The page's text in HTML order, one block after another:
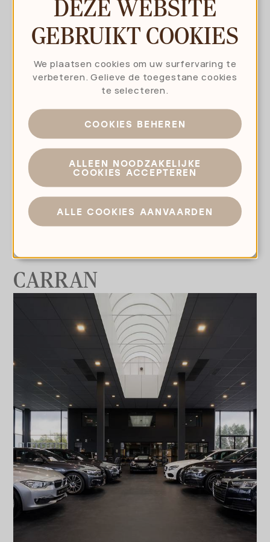
CARRAN
DEZE WEBSITE
GEBRUIKT COOKIES
We plaatsen cookies om uw surfervaring te
verbeteren. Gelieve de toegestane cookies
te selecteren.
COOKIES BEHEREN
ALLEEN NOODZAKELIJKE
COOKIES ACCEPTEREN
ALLE COOKIES AANVAARDEN